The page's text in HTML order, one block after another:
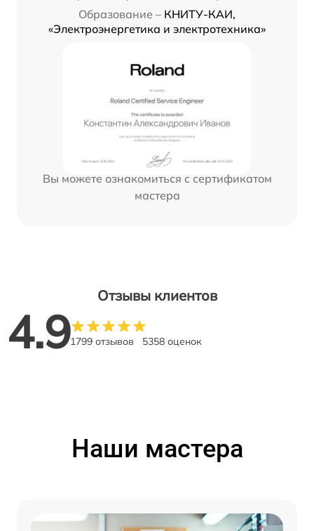
Образование – КНИТУ-КАИ,
«Электроэнергетика и электротехника»
Вы можете ознакомиться с сертификатом
мастера
Отзывы клиентов
4.91799 отзывов 5358 оценок
Наши мастера